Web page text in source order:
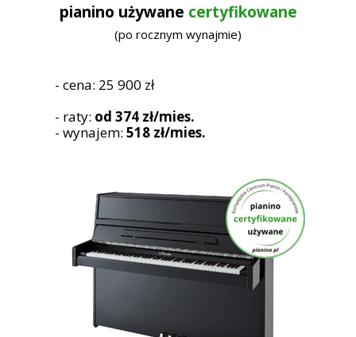
pianino używane certyfikowane
(po rocznym wynajmie)
- cena: 25 900 zł
- raty: od 374 zł/mies.
- wynajem: 518 zł/mies.